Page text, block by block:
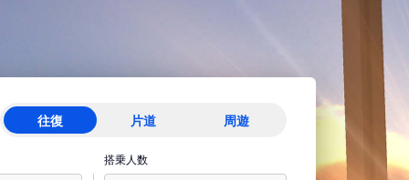
往復 片道 周遊
搭乗人数